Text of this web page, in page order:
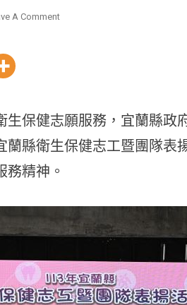
A Comment
保健志願服務，宜蘭縣政
蘭縣衛生保健志工暨團隊表
務精神。